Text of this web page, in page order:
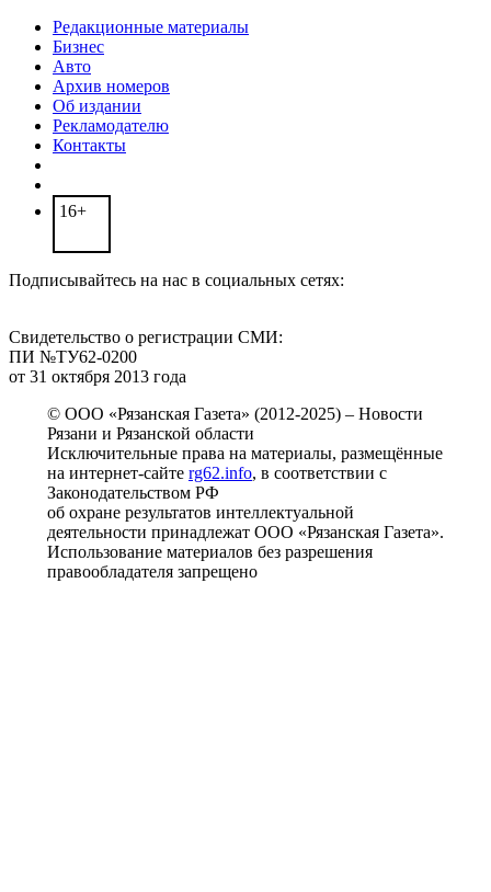
Редакционные материалы
Бизнес
Авто
Архив номеров
Об издании
Рекламодателю
Контакты
16+
Подписывайтесь на нас в социальных сетях:
Свидетельство о регистрации СМИ:
ПИ №ТУ62-0200
от 31 октября 2013 года
© ООО «Рязанская Газета» (2012-2025) – Новости
Рязани и Рязанской области
Исключительные права на материалы, размещённые
на интернет-сайте rg62.info, в соответствии с
Законодательством РФ
об охране результатов интеллектуальной
деятельности принадлежат ООО «Рязанская Газета».
Использование материалов без разрешения
правообладателя запрещено